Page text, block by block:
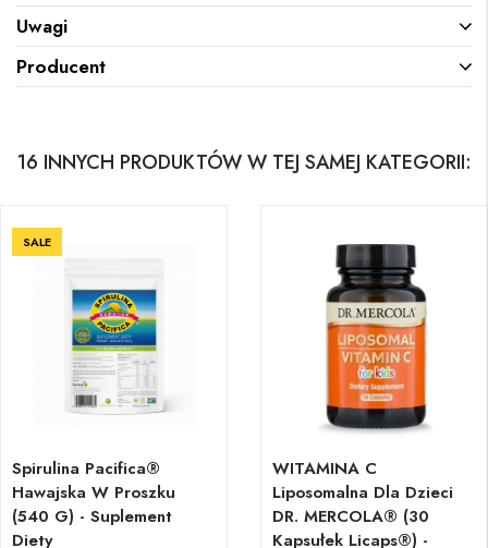
Uwagi
Producent
16 INNYCH PRODUKTÓW W TEJ SAMEJ KATEGORII:
SALE
Spirulina Pacifica®
Hawajska W Proszku
(540 G) - Suplement
Diety
WITAMINA C
Liposomalna Dla Dzieci
DR. MERCOLA® (30
Kapsułek Licaps®) -